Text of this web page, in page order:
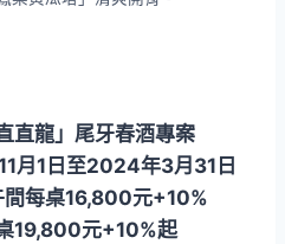
直龍」尾牙春酒專案
月1日至2024年3月31日
每桌16,800元+10%
19,800元+10%起